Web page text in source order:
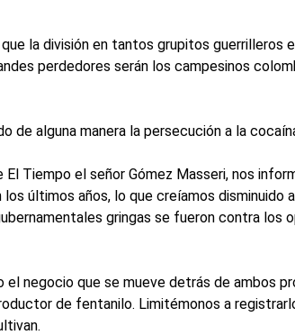
la división en tantos grupitos guerrilleros
perdedores serán los campesinos
de alguna manera la persecución a la
Tiempo el señor Gómez Masseri, nos
últimos años, lo que creíamos disminuido
gringas se fueron contra los
negocio que se mueve detrás de ambos
de fentanilo. Limitémonos a